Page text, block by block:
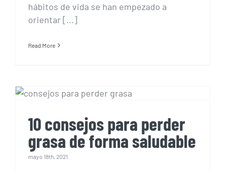
hábitos de vida se han empezado a
orientar [...]
Read More
10 consejos para perder
grasa de forma saludable
10 consejos para perder
grasa de forma saludable
mayo 18th, 2021